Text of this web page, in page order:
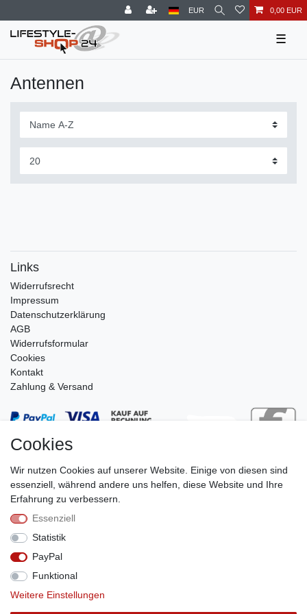
EUR 0,00 EUR
☰
Antennen
Links
Widerrufs­recht
Impressum
Daten­schutz­erklärung
AGB
Widerrufsformular
Cookies
Kontakt
Zahlung & Versand
Stephan Roth GmbH
Cookies
Wir nutzen Cookies auf unserer Website. Einige von diesen sind
essenziell, während andere uns helfen, diese Website und Ihre
Erfahrung zu verbessern.
Essenziell
Statistik
PayPal
Funktional
Weitere Einstellungen